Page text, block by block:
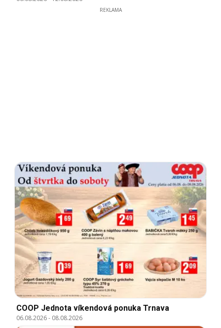
REKLAMA
COOP Jednota víkendová ponuka Trnava
06.08.2026- 08.08.2026